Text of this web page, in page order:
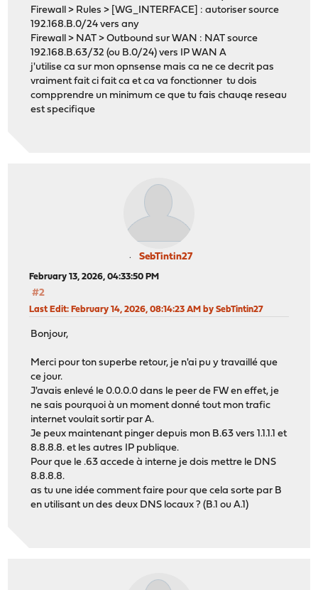
Firewall > Rules > [WG_INTERFACE] : autoriser source
192.168.B.0/24 vers any
Firewall > NAT > Outbound sur WAN : NAT source
192.168.B.63/32 (ou B.0/24) vers IP WAN A
j'utilise ca sur mon opnsense mais ca ne ce decrit pas
vraiment fait ci fait ca et ca va fonctionner tu dois
compprendre un minimum ce que tu fais chauqe reseau
est specifique
SebTintin27
February 13, 2026, 04:33:50 PM
#2
Last Edit: February 14, 2026, 08:14:23 AM by SebTintin27
Bonjour,
Merci pour ton superbe retour, je n'ai pu y travaillé que
ce jour.
J'avais enlevé le 0.0.0.0 dans le peer de FW en effet, je
ne sais pourquoi à un moment donné tout mon trafic
internet voulait sortir par A.
Je peux maintenant pinger depuis mon B.63 vers 1.1.1.1 et
8.8.8.8. et les autres IP publique.
Pour que le .63 accede à interne je dois mettre le DNS
8.8.8.8.
as tu une idée comment faire pour que cela sorte par B
en utilisant un des deux DNS locaux ? (B.1 ou A.1)